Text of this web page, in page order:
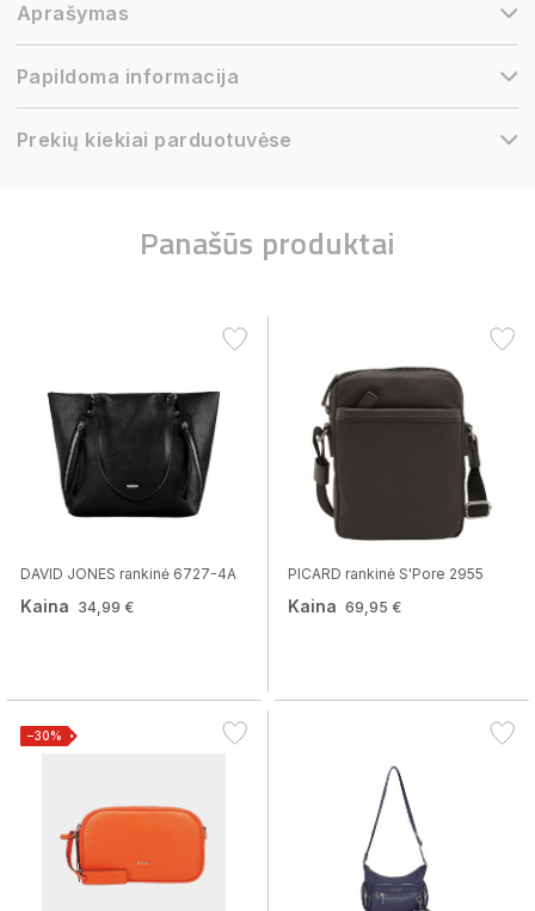
Aprašymas
Papildoma informacija
Prekių kiekiai parduotuvėse
Panašūs produktai
DAVID JONES rankinė 6727-4A
Kaina 34,99 €
PICARD rankinė S'Pore 2955
Kaina 69,95 €
−30%